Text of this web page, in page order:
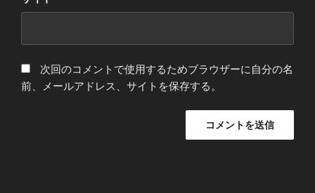
次回のコメントで使用するためブラウザーに自分の名
前、メールアドレス、サイトを保存する。